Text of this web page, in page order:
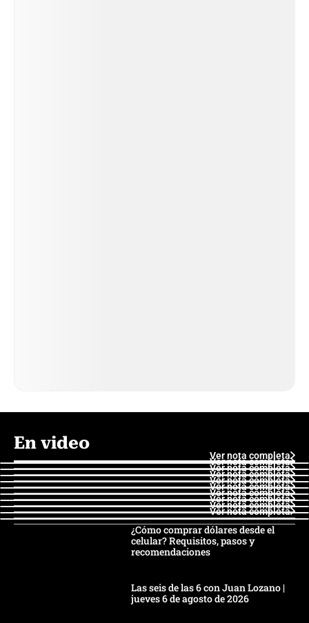
En video
Ver nota completa
Ver nota completa
Ver nota completa
Ver nota completa
Ver nota completa
Ver nota completa
Ver nota completa
Ver nota completa
Ver nota completa
Ver nota completa
¿Cómo comprar dólares desde el
celular? Requisitos, pasos y
recomendaciones
Las seis de las 6 con Juan Lozano |
jueves 6 de agosto de 2026